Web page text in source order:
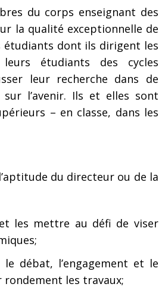
du corps enseignant des
la qualité exceptionnelle de
étudiants dont ils dirigent les
étudiants des cycles
leur recherche dans de
l’avenir. Ils et elles sont
– en classe, dans les
du directeur ou de la
les mettre au défi de viser
débat, l’engagement et le
les travaux;